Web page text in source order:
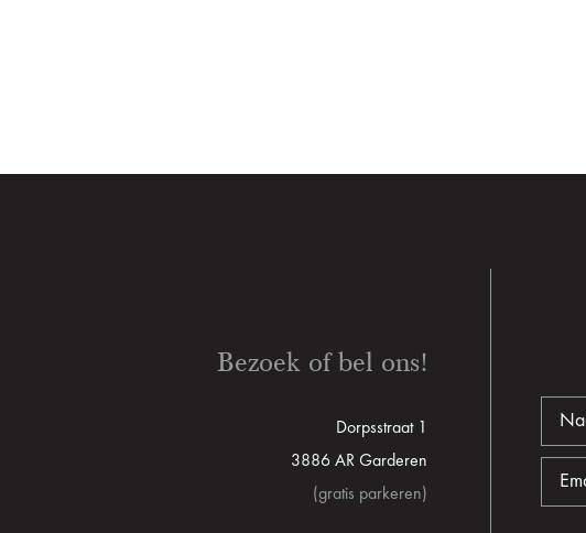
Bezoek of bel ons!
Dorpsstraat 1
3886 AR Garderen
(gratis parkeren)